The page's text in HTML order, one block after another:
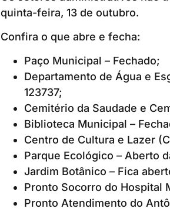
quinta-feira, 13 de outubro.
Confira o que abre e fecha:
Paço Municipal – Fechado;
Departamento de Água e
123737;
Cemitério da Saudade e
Biblioteca Municipal –
Centro de Cultura e Lazer
Parque Ecológico – Aberto
Jardim Botânico – Fica
Pronto Socorro do Hospital
Pronto Atendimento do